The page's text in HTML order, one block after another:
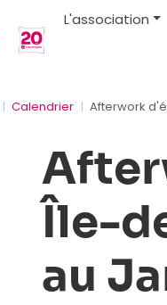
L'association
Calendrier Afterwork
Île-
au